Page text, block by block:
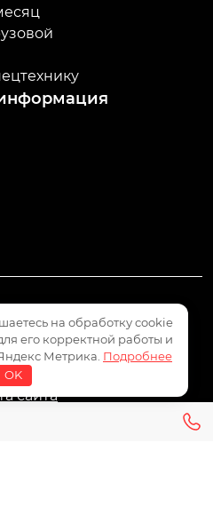
соглашение
персональных данных
сайта
на обработку cookie
его корректной работы и
Метрика. Подробнее
OK